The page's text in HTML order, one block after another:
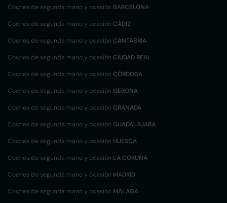
Coches de segunda mano y ocasión BARCELONA
Coches de segunda mano y ocasión CÁDIZ
Coches de segunda mano y ocasión CANTABRIA
Coches de segunda mano y ocasión CIUDAD REAL
Coches de segunda mano y ocasión CÓRDOBA
Coches de segunda mano y ocasión GERONA
Coches de segunda mano y ocasión GRANADA
Coches de segunda mano y ocasión GUADALAJARA
Coches de segunda mano y ocasión HUESCA
Coches de segunda mano y ocasión LA CORUÑA
Coches de segunda mano y ocasión MADRID
Coches de segunda mano y ocasión MÁLAGA